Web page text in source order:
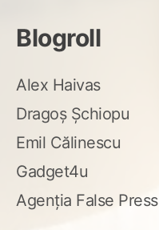
Blogroll
Alex Haivas
Dragoș Șchiopu
Emil Călinescu
Gadget4u
Agenția False Press